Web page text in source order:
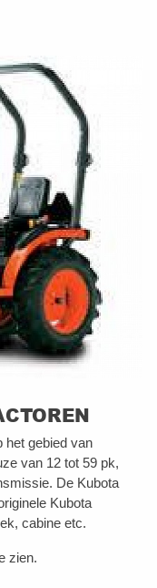
het gebied van
van 12 tot 59 pk,
De Kubota
Kubota
cabine etc.
zien.